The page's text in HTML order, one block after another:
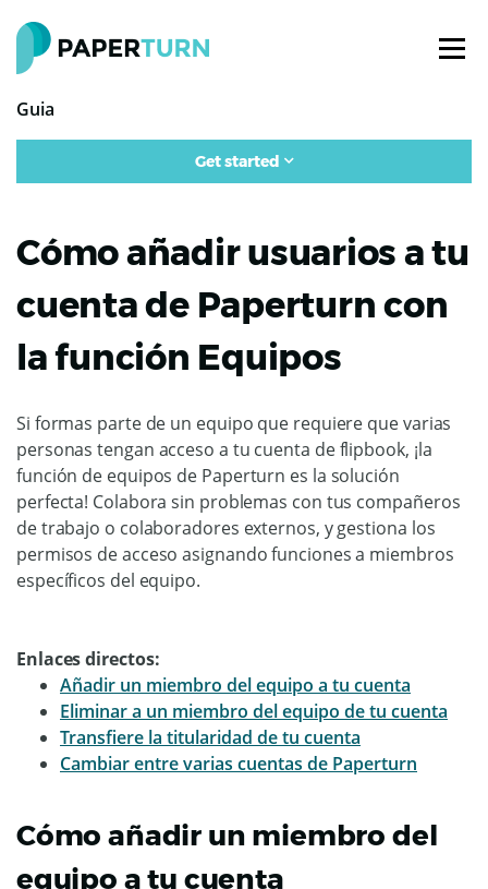
Guia
Get started
Cómo añadir usuarios a tu
cuenta de Paperturn con
la función Equipos
Si formas parte de un equipo que requiere que varias
personas tengan acceso a tu cuenta de flipbook, ¡la
función de equipos de Paperturn es la solución
perfecta! Colabora sin problemas con tus compañeros
de trabajo o colaboradores externos, y gestiona los
permisos de acceso asignando funciones a miembros
específicos del equipo.
Enlaces directos:
Añadir un miembro del equipo a tu cuenta
Eliminar a un miembro del equipo de tu cuenta
Transfiere la titularidad de tu cuenta
Cambiar entre varias cuentas de Paperturn
Cómo añadir un miembro del
equipo a tu cuenta